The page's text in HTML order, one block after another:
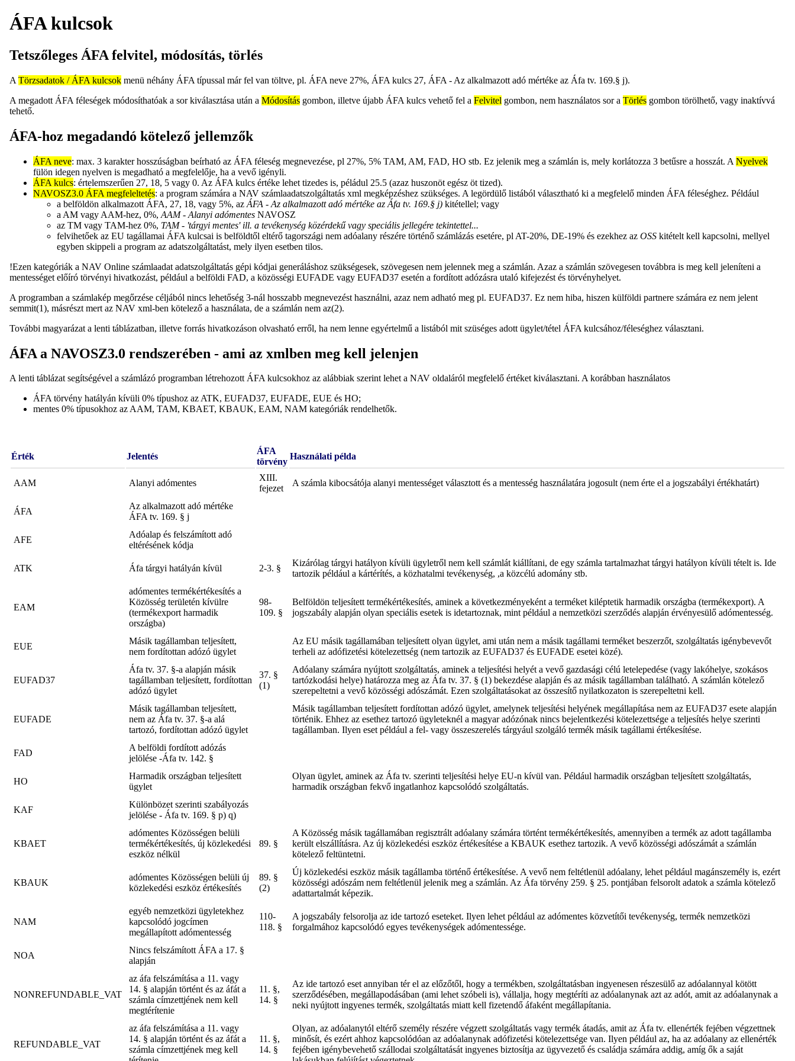
ÁFA kulcsok
Tetszőleges ÁFA felvitel, módosítás, törlés
A Törzsadatok / ÁFA kulcsok menü néhány ÁFA típussal már fel van töltve, pl. ÁFA neve 27%, ÁFA kulcs 27, ÁFA - Az alkalmazott adó mértéke az Áfa tv. 169.§ j).
A megadott ÁFA féleségek módosíthatóak a sor kiválasztása után a Módosítás gombon, illetve újabb ÁFA kulcs vehető fel a Felvitel gombon, nem használatos sor a Törlés gombon törölhető, vagy inaktívvá
tehető.
ÁFA-hoz megadandó kötelező jellemzők
ÁFA neve: max. 3 karakter hosszúságban beírható az ÁFA féleség megnevezése, pl 27%, 5% TAM, AM, FAD, HO stb. Ez jelenik meg a számlán is, mely korlátozza 3 betűsre a hosszát. A Nyelvek
fülön idegen nyelven is megadható a megfelelője, ha a vevő igényli.
ÁFA kulcs: értelemszerűen 27, 18, 5 vagy 0. Az ÁFA kulcs értéke lehet tizedes is, péládul 25.5 (azaz huszonöt egész öt tized).
NAVOSZ3.0 ÁFA megfeleltetés: a program számára a NAV számlaadatszolgáltatás xml megképzéshez szükséges. A legördülő listából választható ki a megfelelő minden ÁFA féleséghez. Például
a belföldön alkalmazott ÁFA, 27, 18, vagy 5%, az ÁFA - Az alkalmazott adó mértéke az Áfa tv. 169.§ j) kitétellel; vagy
a AM vagy AAM-hez, 0%, AAM - Alanyi adómentes NAVOSZ
az TM vagy TAM-hez 0%, TAM - 'tárgyi mentes' ill. a tevékenység közérdekű vagy speciális jellegére tekintettel...
felvihetőek az EU tagállamai ÁFA kulcsai is belföldtől eltérő tagországi nem adóalany részére történő számlázás esetére, pl AT-20%, DE-19% és ezekhez az OSS kitételt kell kapcsolni, mellyel
egyben skippeli a program az adatszolgáltatást, mely ilyen esetben tilos.
!Ezen kategóriák a NAV Online számlaadat adatszolgáltatás gépi kódjai generáláshoz szükségesek, szövegesen nem jelennek meg a számlán. Azaz a számlán szövegesen továbbra is meg kell jeleníteni a
mentességet előíró törvényi hivatkozást, például a belföldi FAD, a közösségi EUFADE vagy EUFAD37 esetén a fordított adózásra utaló kifejezést és törvényhelyet.
A programban a számlakép megőrzése céljából nincs lehetőség 3-nál hosszabb megnevezést használni, azaz nem adható meg pl. EUFAD37. Ez nem hiba, hiszen külföldi partnere számára ez nem jelent
semmit(1), másrészt mert az NAV xml-ben kötelező a használata, de a számlán nem az(2).
További magyarázat a lenti táblázatban, illetve forrás hivatkozáson olvasható erről, ha nem lenne egyértelmű a listából mit szüséges adott ügylet/tétel ÁFA kulcsához/féleséghez választani.
ÁFA a NAVOSZ3.0 rendszerében - ami az xmlben meg kell jelenjen
A lenti táblázat segítségével a számlázó programban létrehozott ÁFA kulcsokhoz az alábbiak szerint lehet a NAV oldaláról megfelelő értéket kiválasztani. A korábban használatos
ÁFA törvény hatályán kívüli 0% típushoz az ATK, EUFAD37, EUFADE, EUE és HO;
mentes 0% típusokhoz az AAM, TAM, KBAET, KBAUK, EAM, NAM kategóriák rendelhetők.
Érték Jelentés
ÁFA
törvény
Használati példa
AAM Alanyi adómentes
XIII.
fejezet
A számla kibocsátója alanyi mentességet választott és a mentesség használatára jogosult (nem érte el a jogszabályi értékhatárt)
ÁFA
Az alkalmazott adó mértéke
ÁFA tv. 169. § j
AFE
Adóalap és felszámított adó
eltérésének kódja
ATK Áfa tárgyi hatályán kívül 2-3. §
Kizárólag tárgyi hatályon kívüli ügyletről nem kell számlát kiállítani, de egy számla tartalmazhat tárgyi hatályon kívüli tételt is. Ide
tartozik például a kártérítés, a közhatalmi tevékenység, ,a közcélú adomány stb.
EAM
adómentes termékértékesítés a
Közösség területén kívülre
(termékexport harmadik
országba)
98-
109. §
Belföldön teljesített termékértékesítés, aminek a következményeként a terméket kiléptetik harmadik országba (termékexport). A
jogszabály alapján olyan speciális esetek is idetartoznak, mint például a nemzetközi szerződés alapján érvényesülő adómentesség.
EUE
Másik tagállamban teljesített,
nem fordítottan adózó ügylet
Az EU másik tagállamában teljesített olyan ügylet, ami után nem a másik tagállami terméket beszerzőt, szolgáltatás igénybevevőt
terheli az adófizetési kötelezettség (nem tartozik az EUFAD37 és EUFADE esetei közé).
EUFAD37
Áfa tv. 37. §-a alapján másik
tagállamban teljesített, fordítottan
adózó ügylet
37. §
(1)
Adóalany számára nyújtott szolgáltatás, aminek a teljesítési helyét a vevő gazdasági célú letelepedése (vagy lakóhelye, szokásos
tartózkodási helye) határozza meg az Áfa tv. 37. § (1) bekezdése alapján és az másik tagállamban található. A számlán kötelező
szerepeltetni a vevő közösségi adószámát. Ezen szolgáltatásokat az összesítő nyilatkozaton is szerepeltetni kell.
EUFADE
Másik tagállamban teljesített,
nem az Áfa tv. 37. §-a alá
tartozó, fordítottan adózó ügylet
Másik tagállamban teljesített fordítottan adózó ügylet, amelynek teljesítési helyének megállapítása nem az EUFAD37 esete alapján
történik. Ehhez az esethez tartozó ügyleteknél a magyar adózónak nincs bejelentkezési kötelezettsége a teljesítés helye szerinti
tagállamban. Ilyen eset például a fel- vagy összeszerelés tárgyául szolgáló termék másik tagállami értékesítése.
FAD
A belföldi fordított adózás
jelölése -Áfa tv. 142. §
HO
Harmadik országban teljesített
ügylet
Olyan ügylet, aminek az Áfa tv. szerinti teljesítési helye EU-n kívül van. Például harmadik országban teljesített szolgáltatás,
harmadik országban fekvő ingatlanhoz kapcsolódó szolgáltatás.
KAF
Különbözet szerinti szabályozás
jelölése - Áfa tv. 169. § p) q)
KBAET
adómentes Közösségen belüli
termékértékesítés, új közlekedési
eszköz nélkül
89. §
A Közösség másik tagállamában regisztrált adóalany számára történt termékértékesítés, amennyiben a termék az adott tagállamba
került elszállításra. Az új közlekedési eszköz értékesítése a KBAUK esethez tartozik. A vevő közösségi adószámát a számlán
kötelező feltüntetni.
KBAUK
adómentes Közösségen belüli új
közlekedési eszköz értékesítés
89. §
(2)
Új közlekedési eszköz másik tagállamba történő értékesítése. A vevő nem feltétlenül adóalany, lehet például magánszemély is, ezért
közösségi adószám nem feltétlenül jelenik meg a számlán. Az Áfa törvény 259. § 25. pontjában felsorolt adatok a számla kötelező
adattartalmát képezik.
NAM
egyéb nemzetközi ügyletekhez
kapcsolódó jogcímen
megállapított adómentesség
110-
118. §
A jogszabály felsorolja az ide tartozó eseteket. Ilyen lehet például az adómentes közvetítői tevékenység, termék nemzetközi
forgalmához kapcsolódó egyes tevékenységek adómentessége.
NOA
Nincs felszámított ÁFA a 17. §
alapján
NONREFUNDABLE_VAT
az áfa felszámítása a 11. vagy
14. § alapján történt és az áfát a
számla címzettjének nem kell
megtérítenie
11. §,
14. §
Az ide tartozó eset annyiban tér el az előzőtől, hogy a termékben, szolgáltatásban ingyenesen részesülő az adóalannyal kötött
szerződésében, megállapodásában (ami lehet szóbeli is), vállalja, hogy megtéríti az adóalanynak azt az adót, amit az adóalanynak a
neki nyújtott ingyenes termék, szolgáltatás miatt kell fizetendő áfaként megállapítania.
REFUNDABLE_VAT
az áfa felszámítása a 11. vagy
14. § alapján történt és az áfát a
számla címzettjének meg kell
11. §,
14. §
Olyan, az adóalanytól eltérő személy részére végzett szolgáltatás vagy termék átadás, amit az Áfa tv. ellenérték fejében végzettnek
minősít, és ezért ahhoz kapcsolódóan az adóalanynak adófizetési kötelezettsége van. Ilyen például az, ha az adóalany az ellenérték
fejében igénybevehető szállodai szolgáltatását ingyenes biztosítja az ügyvezető és családja számára addig, amíg ők a saját